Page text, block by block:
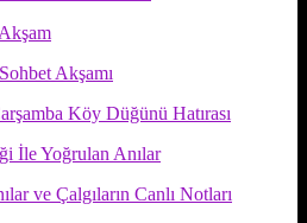
Akşamı
Köy Düğünü Hatırası
İle Yoğrulan Anılar
ve Çalgıların Canlı Notları